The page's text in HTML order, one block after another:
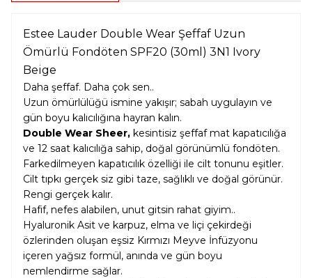
Estee Lauder Double Wear Şeffaf Uzun
Ömürlü Fondöten SPF20 (30ml) 3N1 Ivory
Beige
Daha şeffaf. Daha çok sen..
Uzun ömürlülüğü ismine yakışır; sabah uygulayın ve
gün boyu kalıcılığına hayran kalın.
Double Wear Sheer, kesintisiz şeffaf mat kapatıcılığa
ve 12 saat kalıcılığa sahip, doğal görünümlü fondöten.
Farkedilmeyen kapatıcılık özelliği ile cilt tonunu eşitler.
Cilt tıpkı gerçek siz gibi taze, sağlıklı ve doğal görünür.
Rengi gerçek kalır.
Hafif, nefes alabilen, unut gitsin rahat giyim..
Hyaluronik Asit ve karpuz, elma ve liçi çekirdeği
özlerinden oluşan eşsiz Kırmızı Meyve İnfüzyonu
içeren yağsız formül, anında ve gün boyu
nemlendirme sağlar.